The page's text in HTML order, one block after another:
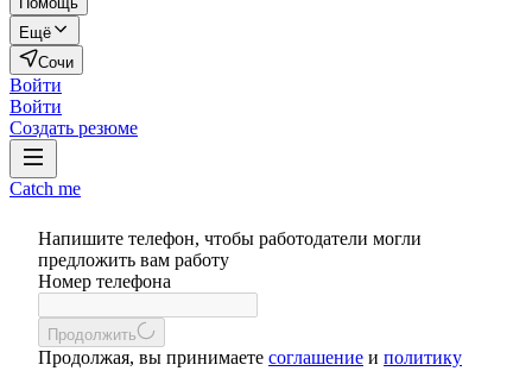
Ещё
Сочи
Войти
Войти
Создать резюме
Catch me
Напишите телефон, чтобы работодатели могли
предложить вам работу
Номер телефона
Продолжить
Продолжая, вы принимаете соглашение и политику